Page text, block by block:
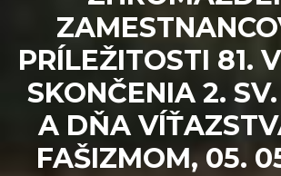
PRÍLEŽITOSTI 81.
SKONČENIA 2.
A DŇA
FAŠIZMOM, 05.